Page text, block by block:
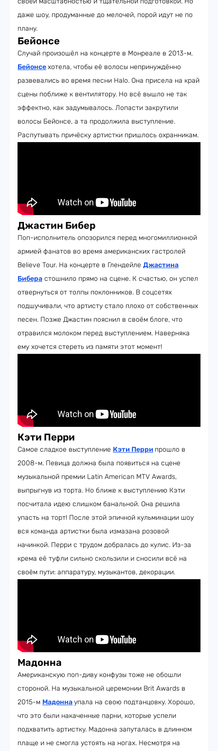
даже шоу, продуманные до мелочей, порой идут не по
плану.
Бейонсе
Случай произошёл на концерте в Монреале в 2013-м.
Бейонсехотела, чтобы её волосы непринуждённо
развевались во время песни Halo. Она присела на край
сцены поближе к вентилятору. Но всё вышло не так
эффектно, как задумывалось. Лопасти закрутили
волосы Бейонсе, а та продолжила выступление.
Распутывать причёску артистки пришлось охранникам.
Джастин Бибер
Поп-исполнитель опозорился перед многомиллионной
армией фанатов во время американских гастролей
Believe Tour. На концерте в Глендейле Джастина
Бибера стошнило прямо на сцене. К счастью, он успел
отвернуться от толпы поклонников. В соцсетях
подшучивали, что артисту стало плохо от собственных
песен. Позже Джастин пояснил в своём блоге, что
отравился молоком перед выступлением. Наверняка
ему хочется стереть из памяти этот момент!
Кэти Перри
Самое сладкое выступление Кэти Перри прошло в
2008-м. Певица должна была появиться на сцене
музыкальной премии Latin American MTV Awards,
выпрыгнув из торта. Но ближе к выступлению Кэти
посчитала идею слишком банальной. Она решила
упасть на торт! После этой эпичной кульминации шоу
вся команда артистки была измазана розовой
начинкой. Перри с трудом добралась до кулис. Из-за
крема её туфли сильно скользили и сносили всё на
своём пути: аппаратуру, музыкантов, декорации.
Мадонна
Американскую поп-диву конфузы тоже не обошли
стороной. На музыкальной церемонии Brit Awards в
2015-м Мадоннаупала на свою подтанцовку. Хорошо,
что это были накаченные парни, которые успели
подхватить артистку. Мадонна запуталась в длинном
плаще и не смогла устоять на ногах. Несмотря на